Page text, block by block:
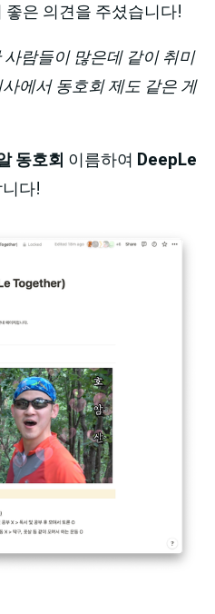
은 의견을 주셨습니다!
사람들이 많은데 같이 취미
에서 동호회 제도 같은 게
동호회 이름하여 DeepLe
다!